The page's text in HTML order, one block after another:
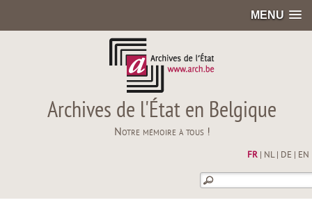
MENU
Archives de l'État en Belgique
Notre mémoire à tous !
FR| NL| DE EN